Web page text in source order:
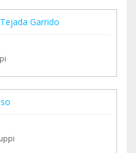
Garrido